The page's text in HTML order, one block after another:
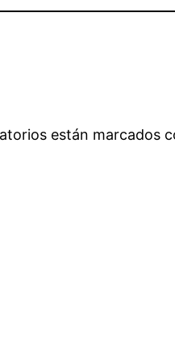
están marcados